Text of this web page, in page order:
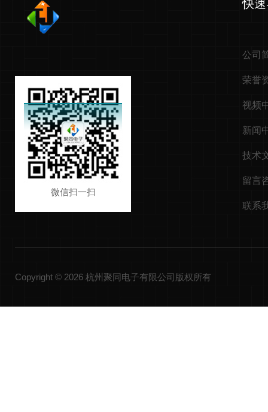
微信扫一扫
快
公司
荣誉
视频
新闻
技术
留言
联系
Copyright © 2026 杭州聚同电子有限公司版权所有